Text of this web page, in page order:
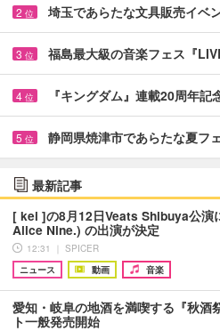
2 位 埼玉であらたな文具販売イ
3 位 福島最大級の音楽フェス『
4 位 『キングダム』連載20周年
5 位 静岡県焼津市であらたな夏
最新記事
[ kei ]の8月12日Veats Shibuya公演
Alice Nine.) の出演が決定
12:31 ｜ SPICER
ニュース
動画 音楽
愛知・岐阜の地酒を満喫する『秋酒
ト一般発売開始